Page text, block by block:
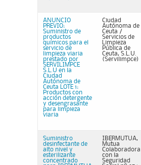
ANUNCIO
PREVIO:
Suministro de
productos
químicos para el
servicio de
limpieza viaria
prestado por
SERVILIMPCE
S.L.U en la
Ciudad
Autónoma de
Ceuta LOTE 1:
Productos con
acción detergente
y desengrasante
para limpieza
viaria
Ciudad
Autónoma de
Ceuta /
Servicios de
Limpieza
Pública de
Ceuta, S.L.U.
(Servilimpce)
Suministro
desinfectante de
alto nivel y
esterilizante
concentrado
IBERMUTUA,
Mutua
Colaboradora
con la
Seguridad